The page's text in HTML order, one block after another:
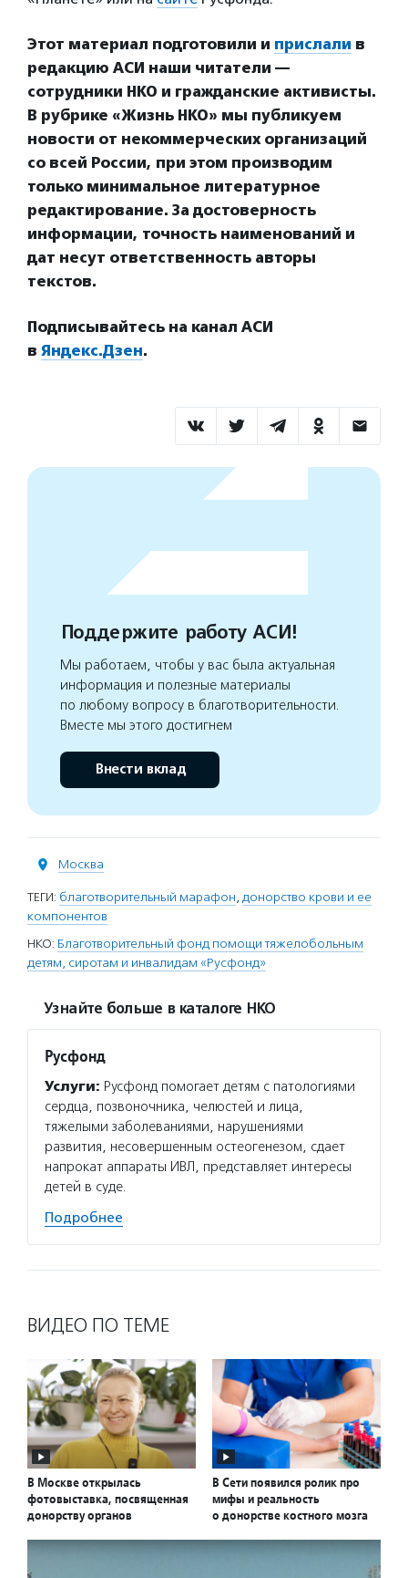
Этот материал подготовили и прислали в
редакцию АСИ наши читатели —
сотрудники НКО и гражданские активисты.
В рубрике «Жизнь НКО» мы публикуем
новости от некоммерческих организаций
со всей России, при этом производим
только минимальное литературное
редактирование. За достоверность
информации, точность наименований и
дат несут ответственность авторы
текстов.
Подписывайтесь на канал АСИ
в Яндекс.Дзен.
Поддержите работу АСИ!
Мы работаем, чтобы у вас была актуальная
информация и полезные материалы
по любому вопросу в благотворительности.
Вместе мы этого достигнем
Внести вклад
Москва
ТЕГИ: благотворительный марафон, донорство крови и ее
компонентов
НКО: Благотворительный фонд помощи тяжелобольным
детям, сиротам и инвалидам «Русфонд»
Узнайте больше в каталоге НКО
Русфонд
Услуги: Русфонд помогает детям с патологиями
сердца, позвоночника, челюстей и лица,
тяжелыми заболеваниями, нарушениями
развития, несовершенным остеогенезом, сдает
напрокат аппараты ИВЛ, представляет интересы
детей в суде.
Подробнее
ВИДЕО ПО ТЕМЕ
В Москве открылась
фотовыставка, посвященная
донорству органов
В Сети появился ролик про
мифы и реальность
о донорстве костного мозга